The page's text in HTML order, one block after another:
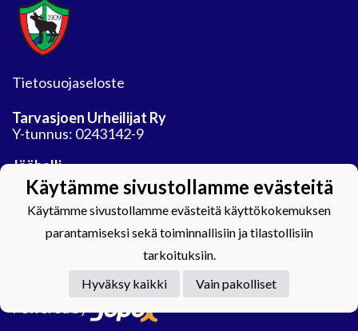
Tietosuojaseloste
Tarvasjoen Urheilijat Ry
Y-tunnus: 0243142-9
Jäähalli
Auranmaan tekojaarata Oy
Areenatie 30
21450 Tarvasjoki
Käytämme sivustollamme evästeitä
Käytämme sivustollamme evästeitä käyttökokemuksen
parantamiseksi sekä toiminnallisiin ja tilastollisiin
tarkoituksiin.
Hyväksy kaikki
Vain pakolliset